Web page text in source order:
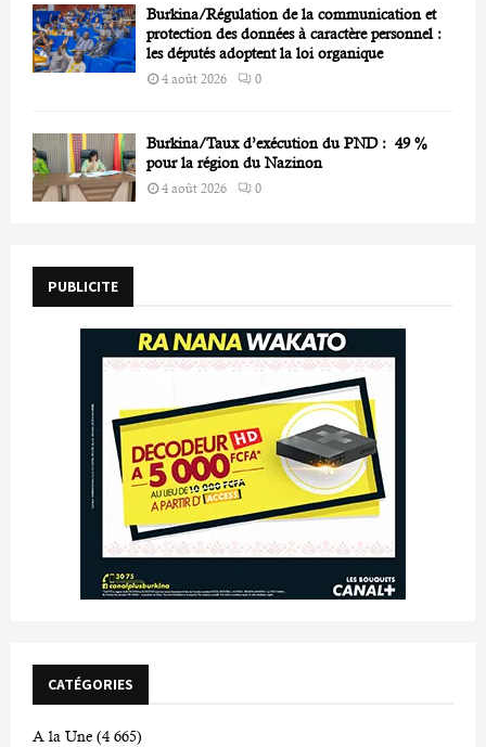
Burkina/Régulation de la communication et
protection des données à caractère personnel :
les députés adoptent la loi organique
4 août 2026 0
Burkina/Taux d’exécution du PND : 49 %
pour la région du Nazinon
4 août 2026 0
PUBLICITE
CATÉGORIES
A la Une (4 665)